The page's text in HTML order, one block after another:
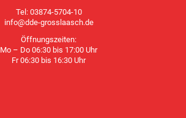
Tel: 03874-5704-10
info@dde-grosslaasch.de
Öffnungszeiten:
Mo – Do 06:30 bis 17:00 Uhr
Fr 06:30 bis 16:30 Uhr